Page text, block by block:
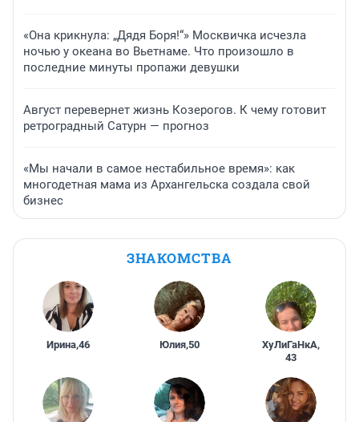
«Она крикнула: „Дядя Боря!“» Москвичка исчезла
ночью у океана во Вьетнаме. Что произошло в
последние минуты пропажи девушки
Август перевернет жизнь Козерогов. К чему готовит
ретроградный Сатурн — прогноз
«Мы начали в самое нестабильное время»: как
многодетная мама из Архангельска создала свой
бизнес
ЗНАКОМСТВА
Ирина,46 Юлия,50 ХуЛиГаНкА,
43